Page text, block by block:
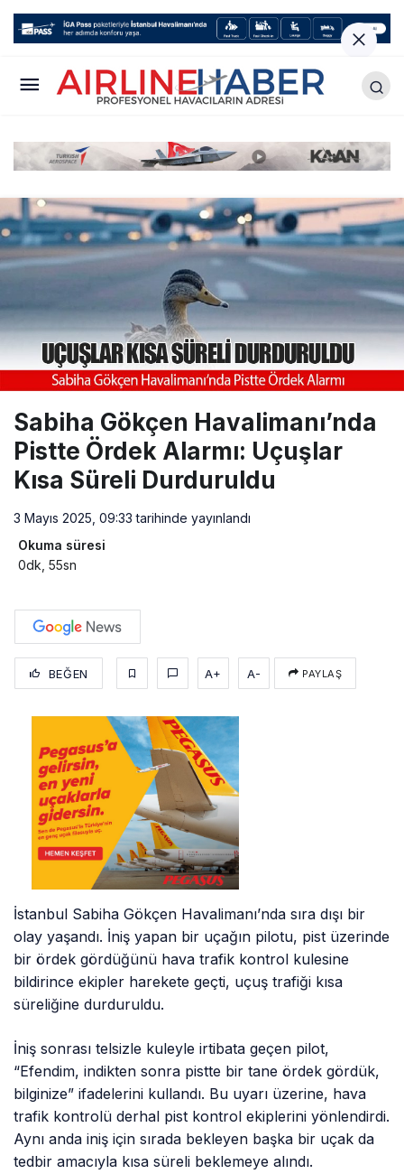
Sabiha Gökçen Havalimanı’nda
Pistte Ördek Alarmı: Uçuşlar
Kısa Süreli Durduruldu
3 Mayıs 2025, 09:33 tarihinde yayınlandı
Okuma süresi
0dk, 55sn
BEĞEN A+ A- PAYLAŞ
İstanbul Sabiha Gökçen Havalimanı’nda sıra dışı bir
olay yaşandı. İniş yapan bir uçağın pilotu, pist üzerinde
bir ördek gördüğünü hava trafik kontrol kulesine
bildirince ekipler harekete geçti, uçuş trafiği kısa
süreliğine durduruldu.
İniş sonrası telsizle kuleyle irtibata geçen pilot,
“Efendim, indikten sonra pistte bir tane ördek gördük,
bilginize” ifadelerini kullandı. Bu uyarı üzerine, hava
trafik kontrolü derhal pist kontrol ekiplerini yönlendirdi.
Aynı anda iniş için sırada bekleyen başka bir uçak da
tedbir amacıyla kısa süreli beklemeye alındı.